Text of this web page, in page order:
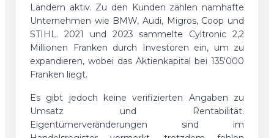
Ländern aktiv. Zu den Kunden zählen namhafte
Unternehmen wie BMW, Audi, Migros, Coop und
STIHL. 2021 und 2023 sammelte Cyltronic 2,2
Millionen Franken durch Investoren ein, um zu
expandieren, wobei das Aktienkapital bei 135'000
Franken liegt.
Es gibt jedoch keine verifizierten Angaben zu
Umsatz und Rentabilität.
Eigentümerveränderungen sind im